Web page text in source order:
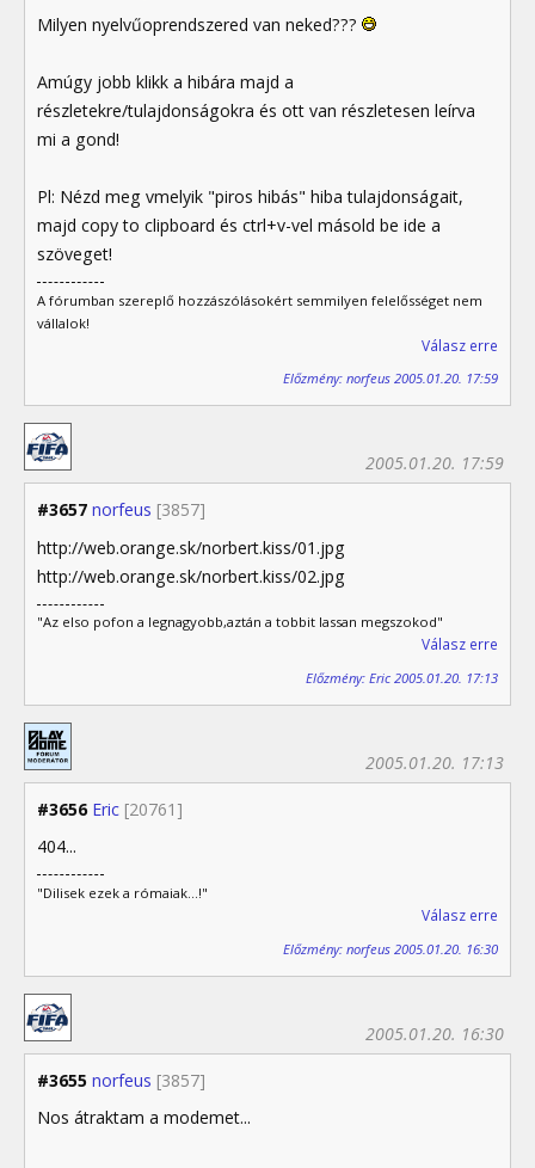
Milyen nyelvűoprendszered van neked???
Amúgy jobb klikk a hibára majd a
részletekre/tulajdonságokra és ott van részletesen leírva
mi a gond!
Pl: Nézd meg vmelyik "piros hibás" hiba tulajdonságait,
majd copy to clipboard és ctrl+v-vel másold be ide a
szöveget!
A fórumban szereplő hozzászólásokért semmilyen felelősséget nem
vállalok!
Válasz erre
Előzmény: norfeus 2005.01.20. 17:59
#3657 norfeus [3857]
2005.01.20. 17:59
http://web.orange.sk/norbert.kiss/01.jpg
http://web.orange.sk/norbert.kiss/02.jpg
"Az elso pofon a legnagyobb,aztán a tobbit lassan megszokod"
Válasz erre
Előzmény: Eric 2005.01.20. 17:13
#3656 Eric [20761]
2005.01.20. 17:13
404...
"Dilisek ezek a rómaiak...!"
Válasz erre
Előzmény: norfeus 2005.01.20. 16:30
#3655 norfeus [3857]
2005.01.20. 16:30
Nos átraktam a modemet...